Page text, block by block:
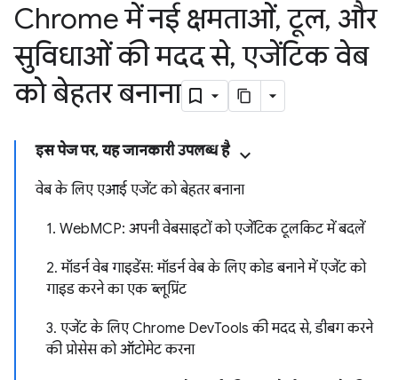
Chrome में नई क्षमताओं, टूल, और
सुविधाओं की मदद से, एजेंटिक वेब
को बेहतर बनाना
इस पेज पर, यह जानकारी उपलब्ध है
वेब के लिए एआई एजेंट को बेहतर बनाना
1. WebMCP: अपनी वेबसाइटों को एजेंटिक टूलकिट में बदलें
2. मॉडर्न वेब गाइडेंस: मॉडर्न वेब के लिए कोड बनाने में एजेंट को
गाइड करने का एक ब्लूप्रिंट
3. एजेंट के लिए Chrome DevTools की मदद से, डीबग करने
की प्रोसेस को ऑटोमेट करना